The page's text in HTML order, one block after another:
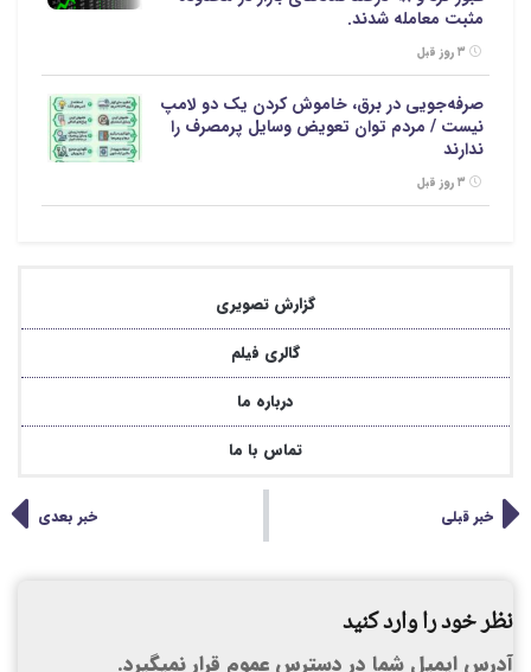
مثبت معامله شدند.
صرفه‌جویی در برق، خاموش کردن یک دو لامپ
نیست / مردم توان تعویض وسایل پرمصرف را
ندارند
گزارش تصویری
گالری فیلم
درباره ما
تماس با ما
خبر قبلی خبر بعدی
نظر خود را وارد کنید
آدرس ایمیل شما در دسترس عموم قرار نمیگیرد.